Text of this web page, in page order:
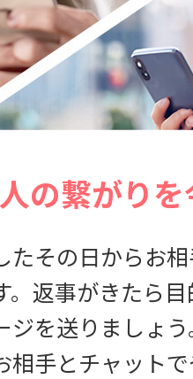
の繋がりを
たその日からお
。返事がきたら
ジを送りましょ
相手とチャット